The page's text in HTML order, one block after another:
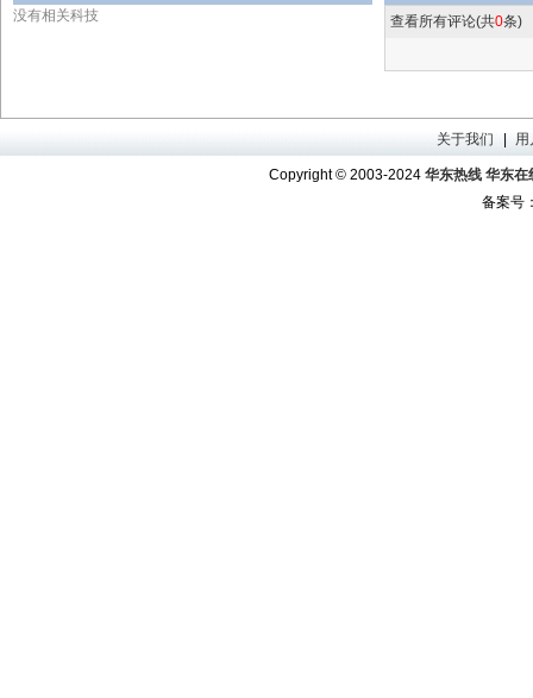
没有相关科技 查看所有评论(共0条)
关于我们 用
Copyright © 2003-2024 华东热线 华东
备案号